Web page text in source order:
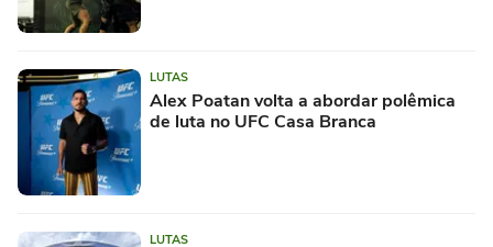
LUTAS
Alex Poatan volta a abordar polêmica
de luta no UFC Casa Branca
LUTAS